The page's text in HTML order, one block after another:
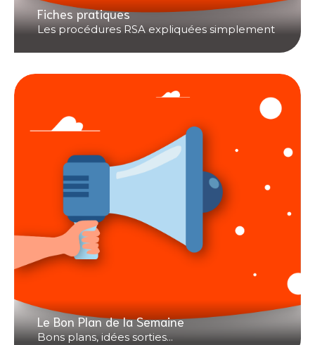
Fiches pratiques
Les procédures RSA expliquées simplement
Le Bon Plan de la Semaine
Bons plans, idées sorties...